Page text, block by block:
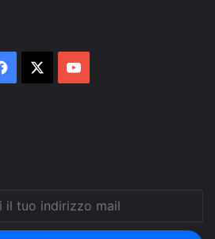
Facebook